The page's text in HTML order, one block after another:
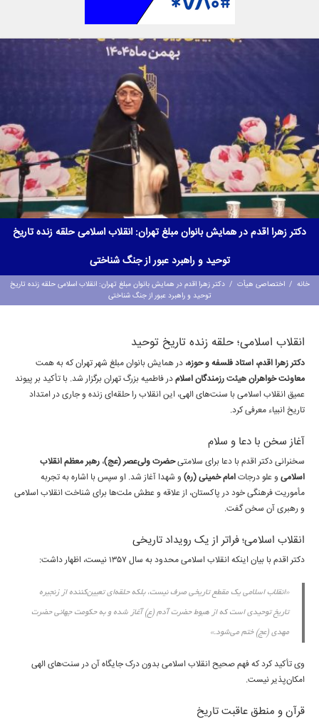
دکتر زهرا اقدم در همایش بانوان مبلغ تهران: انقلاب اسلامی حلقه زنده تاریخ
توحید و راهبرد عبور از جنگ شناختی
خانه / اختصاصی هیأت / دکتر زهرا اقدم در همایش بانوان مبلغ تهران: انقلاب اسلامی حلقه زنده تاریخ
توحید و راهبرد عبور از جنگ شناختی
انقلاب اسلامی؛ حلقه زنده تاریخ توحید
دکتر زهرا اقدم، استاد فلسفه و حوزه، در همایش بانوان مبلغ شهر تهران که به همت
معاونت خواهرانهیئترزمندگان اسلامدر فاطمیه بزرگ تهران برگزار شد. با تأکید بر پیوند
عمیق انقلاب اسلامی با سنت‌های الهی، این انقلاب را حلقه‌ای زنده و جاری در امتداد
تاریخ انبیاء معرفی کرد.
آغاز سخن با دعا و سلام
سخنرانی دکتر اقدم با دعا برای سلامتیحضرت ولی‌عصر (عج)، رهبر معظم انقلاب
اسلامی و علو درجاتامام خمینی (ره) و شهدا آغاز شد. او سپس با اشاره به تجربه
مأموریت فرهنگی خود در پاکستان، از علاقه و عطش ملت‌ها برای شناخت انقلاب اسلامی
و رهبری آن سخن گفت.
انقلاب اسلامی؛ فراتر از یک رویداد تاریخی
دکتر اقدم با بیان اینکه انقلاب اسلامی محدود به سال ۱۳۵۷ نیست، اظهار داشت:
«انقلاب اسلامی یک مقطع تاریخی صرف نیست، بلکه حلقه‌ای تعیین‌کننده از زنجیره
تاریخ توحیدی است که از هبوط حضرت آدم (ع) آغاز شده و به حکومت جهانی حضرت
مهدی (عج) ختم می‌شود.»
وی تأکید کرد که فهم صحیح انقلاب اسلامی بدون درک جایگاه آن در سنت‌های الهی
امکان‌پذیر نیست.
قرآن و منطق عاقبت تاریخ